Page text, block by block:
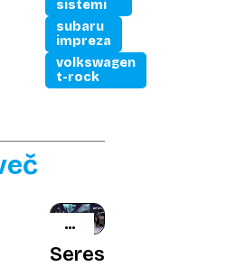
sistemi
subaru
impreza
volkswagen
t-rock
DODATNA
Seres: